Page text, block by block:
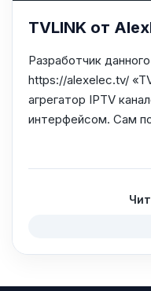
TVLINK от
Разработчик
https://alexelec.tv/
агрегатор IPTV
интерфейсом. Сам